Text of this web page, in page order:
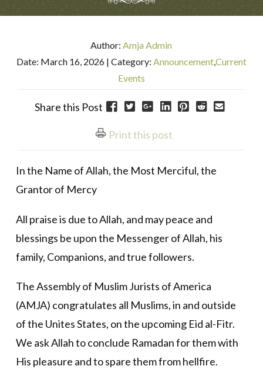
Author: Amja Admin
Date: March 16, 2026| Category: Announcement,Current
Events
Share this Post
Print this post
In the Name of Allah, the Most Merciful, the
Grantor of Mercy
All praise is due to Allah, and may peace and
blessings be upon the Messenger of Allah, his
family, Companions, and true followers.
The Assembly of Muslim Jurists of America
(AMJA) congratulates all Muslims, in and outside
of the Unites States, on the upcoming Eid al-Fitr.
We ask Allah to conclude Ramadan for them with
His pleasure and to spare them from hellfire.